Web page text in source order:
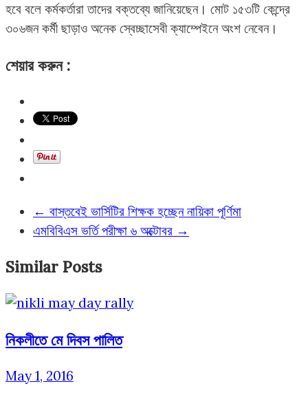
হবে বলে কর্মকর্তারা তাদের বক্তব্যে জানিয়েছেন। মোট ১৫৩টি কেন্দ্রে
৩০৬জন কর্মী ছাড়াও অনেক স্বেচ্ছাসেবী ক্যাম্পেইনে অংশ নেবেন।
শেয়ার করুন :
← বাস্তবেই ভার্সিটির শিক্ষক হচ্ছেন নায়িকা পূর্ণিমা
এমবিবিএস ভর্তি পরীক্ষা ৬ অক্টোবর →
Similar Posts
নিকলীতে মে দিবস পালিত
May 1, 2016